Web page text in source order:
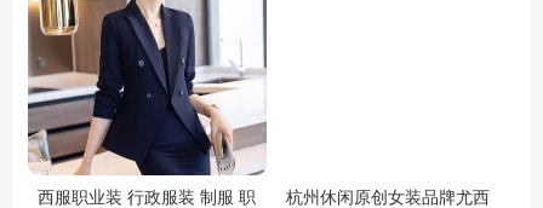
西服职业装 行政服装 制服 职
杭州休闲原创女装品牌尤西